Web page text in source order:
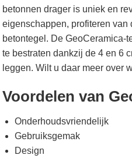
betonnen drager is uniek en
eigenschappen, profiteren
betontegel. De GeoCeramica-
te bestraten dankzij de 4 en 6
leggen. Wilt u daar meer over
Voordelen van
Onderhoudsvriendelijk
Gebruiksgemak
Design